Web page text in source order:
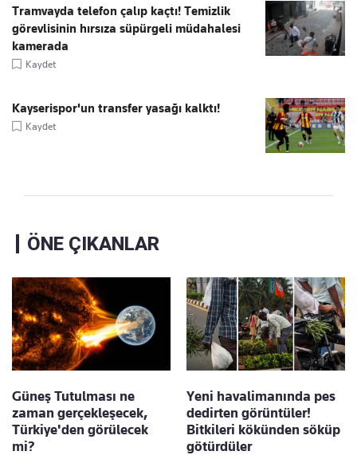
Tramvayda telefon çalıp kaçtı! Temizlik
görevlisinin hırsıza süpürgeli müdahalesi
kamerada
Kaydet
Kayserispor'un transfer yasağı kalktı!
Kaydet
ÖNE ÇIKANLAR
Güneş Tutulması ne
zaman gerçekleşecek,
Türkiye'den görülecek
mi?
Yeni havalimanında pes
dedirten görüntüler!
Bitkileri kökünden söküp
götürdüler